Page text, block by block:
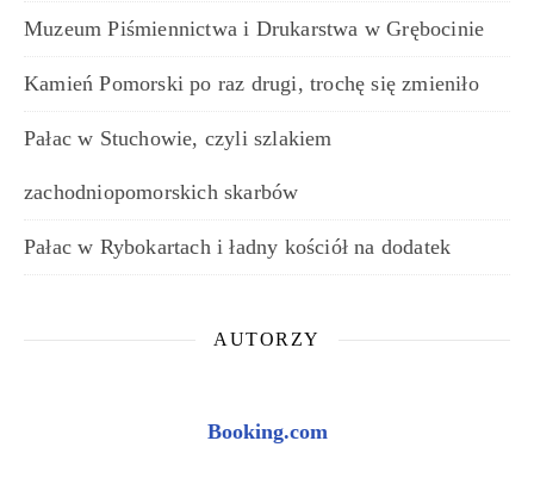
Muzeum Piśmiennictwa i Drukarstwa w Grębocinie
Kamień Pomorski po raz drugi, trochę się zmieniło
Pałac w Stuchowie, czyli szlakiem
zachodniopomorskich skarbów
Pałac w Rybokartach i ładny kościół na dodatek
AUTORZY
Booking.com